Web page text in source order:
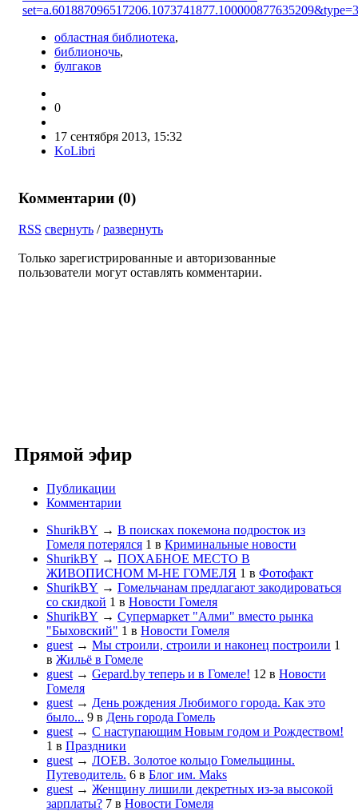
set=a.601887096517206.1073741877.100000877635209&type=3
областная библиотека,
библионочь,
булгаков
0
17 сентября 2013, 15:32
KoLibri
Комментарии (0)
RSS свернуть /развернуть
Только зарегистрированные и авторизованные
пользователи могут оставлять комментарии.
Прямой эфир
Публикации
Комментарии
ShurikBY → В поисках покемона подросток из
Гомеля потерялся 1 в Криминальные новости
ShurikBY → ПОХАБНОЕ МЕСТО В
ЖИВОПИСНОМ М-НЕ ГОМЕЛЯ 1 в Фотофакт
ShurikBY → Гомельчанам предлагают закодироваться
со скидкой 1 в Новости Гомеля
ShurikBY → Супермаркет "Алми" вместо рынка
"Быховский" 1 в Новости Гомеля
guest → Мы строили, строили и наконец построили 1
в Жильё в Гомеле
guest → Gepard.by теперь и в Гомеле! 12 в Новости
Гомеля
guest → День рождения Любимого города. Как это
было... 9 в День города Гомель
guest → С наступающим Новым годом и Рождеством!
1 в Праздники
guest → ЛОЕВ. Золотое кольцо Гомельщины.
Путеводитель. 6 в Блог им. Maks
guest → Женщину лишили декретных из-за высокой
зарплаты? 7 в Новости Гомеля